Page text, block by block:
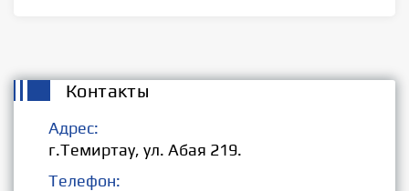
Контакты
Адрес:
г.Темиртау, ул. Абая 219.
Телефон: